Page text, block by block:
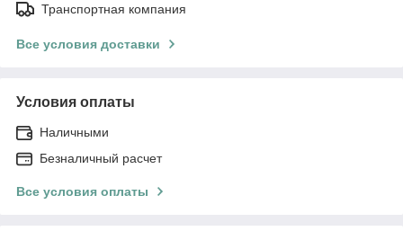
Транспортная компания
Все условия доставки
Условия оплаты
Наличными
Безналичный расчет
Все условия оплаты